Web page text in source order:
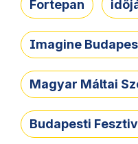
Fortepan
Imagine
Magyar Máltai
Budapesti